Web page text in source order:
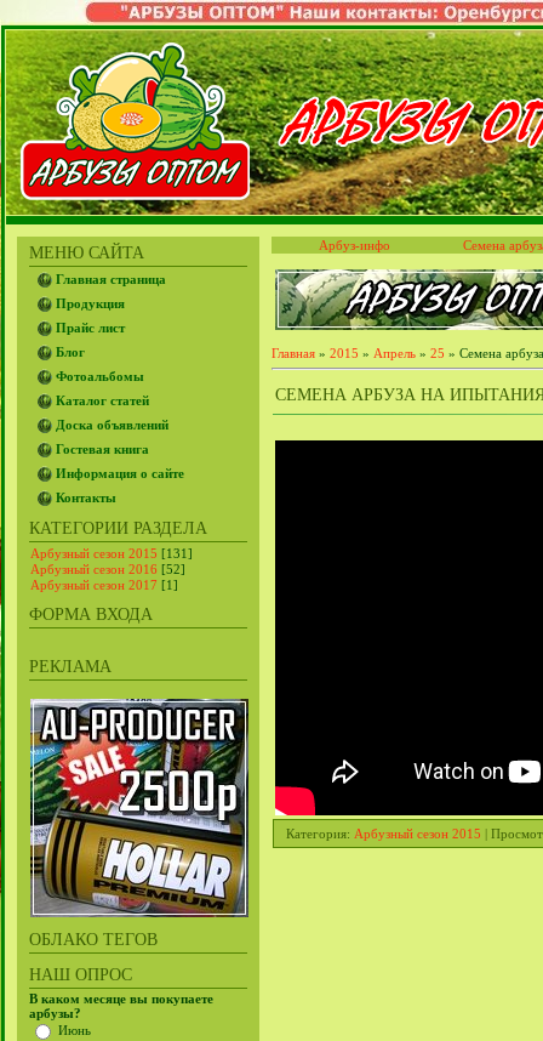
МЕНЮ САЙТА
Главная страница
Продукция
Прайс лист
Блог
Фотоальбомы
Каталог статей
Доска объявлений
Гостевая книга
Информация о сайте
Контакты
КАТЕГОРИИ РАЗДЕЛА
Арбузный сезон 2015 [131]
Арбузный сезон 2016 [52]
Арбузный сезон 2017 [1]
ФОРМА ВХОДА
РЕКЛАМА
ОБЛАКО ТЕГОВ
НАШ ОПРОС
В каком месяце вы покупаете
арбузы?
Июнь
Арбуз-инфо Семена
Главная » 2015 » Апрель » 25 » Семена
СЕМЕНА АРБУЗА НА
Категория: Арбузный сезон 2015 |